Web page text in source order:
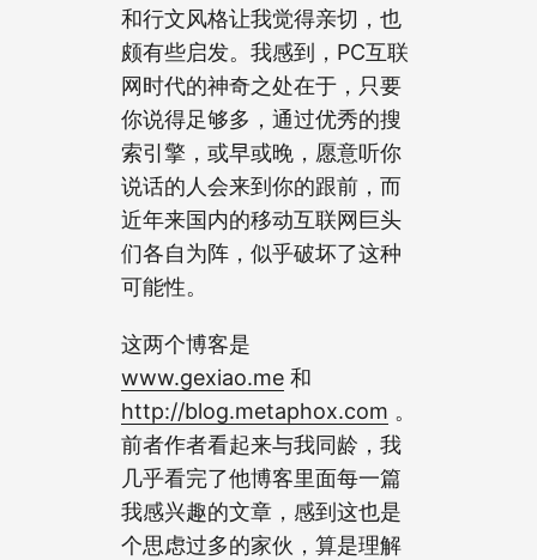
和行文风格让我觉得亲切，也
颇有些启发。我感到，PC互联
网时代的神奇之处在于，只要
你说得足够多，通过优秀的搜
索引擎，或早或晚，愿意听你
说话的人会来到你的跟前，而
近年来国内的移动互联网巨头
们各自为阵，似乎破坏了这种
可能性。
这两个博客是
www.gexiao.me和
http://blog.metaphox.com 。
前者作者看起来与我同龄，我
几乎看完了他博客里面每一篇
我感兴趣的文章，感到这也是
个思虑过多的家伙，算是理解